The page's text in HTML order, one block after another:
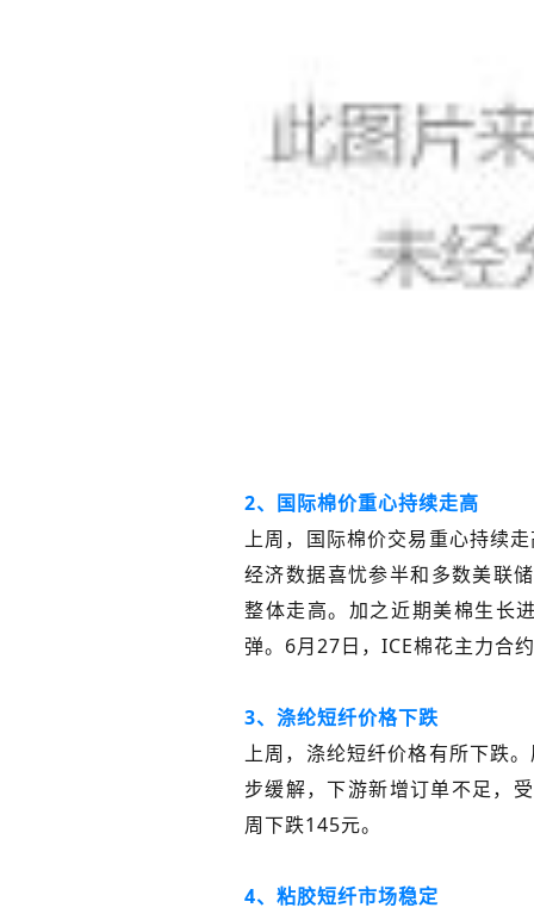
2、国际棉价重心持续走高
上周，国际棉价交易重心持续
经济数据喜忧参半和多数美联
整体走高。加之近期美棉生长
弹。6月27日，ICE棉花主力合
3、涤纶短纤价格下跌
上周，涤纶短纤价格有所下跌
步缓解，下游新增订单不足，
周下跌145元。
4、粘胶短纤市场稳定